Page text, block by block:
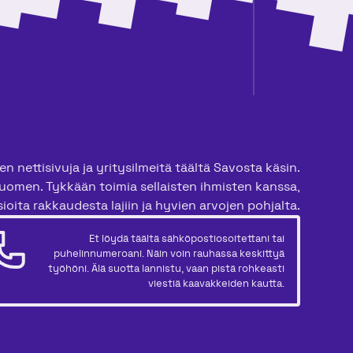
nettisivuja ja yritysilmeitä täältä Savosta käsin.
Tykkään toimia sellaisten ihmisten kanssa,
rakkaudesta lajiin ja hyvien arvojen pohjalta.
Et löydä täältä sähköpostiosoitettani tai
puhelinnumeroani. Näin voin rauhassa keskittyä
työhöni. Älä suotta lannistu, vaan pistä rohkeasti
viestiä kaavakkeiden kautta.